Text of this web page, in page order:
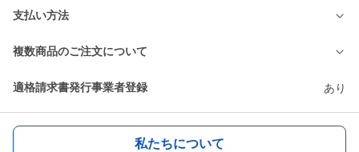
支払い方法
複数商品のご注文について
適格請求書発行事業者登録 あり
私たちについて